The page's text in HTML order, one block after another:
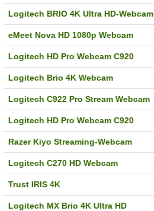
Logitech BRIO 4K Ultra HD-Webcam
eMeet Nova HD 1080p Webcam
Logitech HD Pro Webcam C920
Logitech Brio 4K Webcam
Logitech C922 Pro Stream Webcam
Logitech HD Pro Webcam C920
Razer Kiyo Streaming-Webcam
Logitech C270 HD Webcam
Trust IRIS 4K
Logitech MX Brio 4K Ultra HD